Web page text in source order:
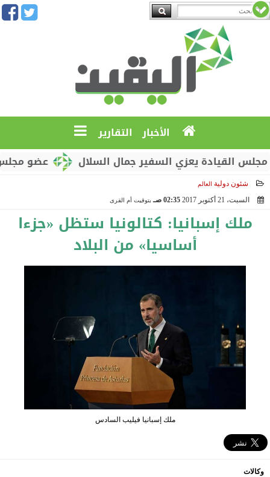
الأخبار التقارير
عضو مجلس
يعزي السفير جمال السلال
شئون دولية العالم
السبت، 21 أكتوبر 2017 02:35 صـ بتوقيت أم القرى
ملك إسبانيا: كتالونيا ستظل «جزءا
أساسيا» من البلاد
ملك إسبانيا فيليب السادس
وكالات